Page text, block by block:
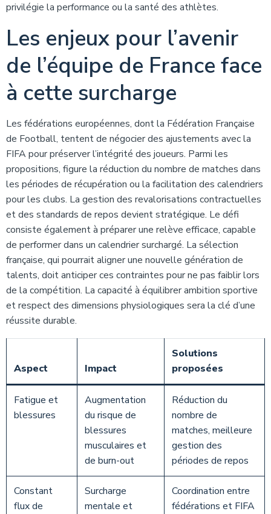
privilégie la performance ou la santé des athlètes.
Les enjeux pour l’avenir
de l’équipe de France face
à cette surcharge
Les fédérations européennes, dont la Fédération Française
de Football, tentent de négocier des ajustements avec la
FIFA pour préserver l’intégrité des joueurs. Parmi les
propositions, figure la réduction du nombre de matches dans
les périodes de récupération ou la facilitation des calendriers
pour les clubs. La gestion des revalorisations contractuelles
et des standards de repos devient stratégique. Le défi
consiste également à préparer une relève efficace, capable
de performer dans un calendrier surchargé. La sélection
française, qui pourrait aligner une nouvelle génération de
talents, doit anticiper ces contraintes pour ne pas faiblir lors
de la compétition. La capacité à équilibrer ambition sportive
et respect des dimensions physiologiques sera la clé d’une
réussite durable.
Aspect Impact
Solutions
proposées
Fatigue et
blessures
Augmentation
du risque de
blessures
musculaires et
de burn-out
Réduction du
nombre de
matches, meilleure
gestion des
périodes de repos
Constant
flux de
Surcharge
mentale et
Coordination entre
fédérations et FIFA